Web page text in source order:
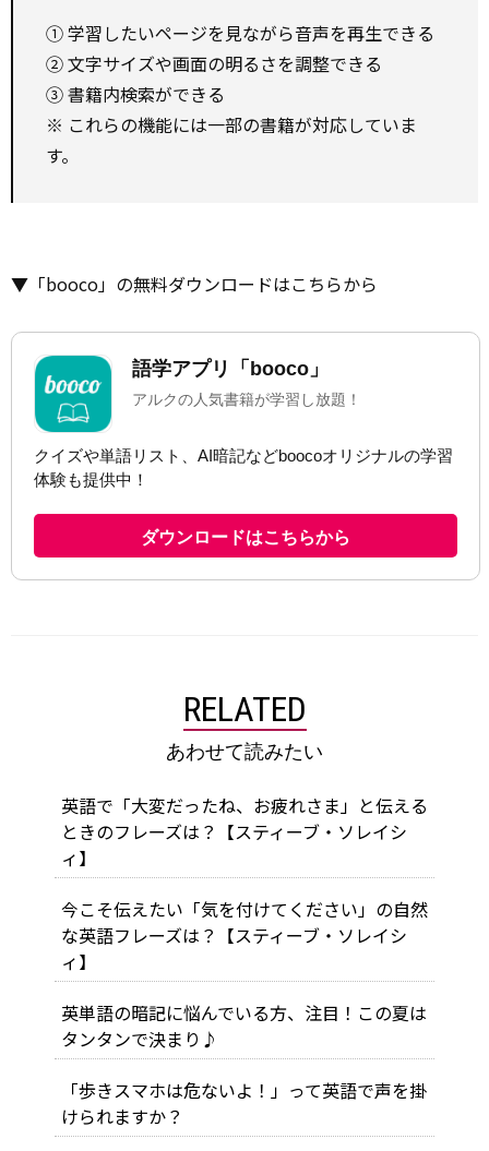
① 学習したいページを見ながら音声を再生できる
② 文字サイズや画面の明るさを調整できる
③ 書籍内検索ができる
※ これらの機能には一部の書籍が対応していま
す。
▼「booco」の無料ダウンロードはこちらから
RELATED
あわせて読みたい
英語で「大変だったね、お疲れさま」と伝える
ときのフレーズは？【スティーブ・ソレイシ
ィ】
今こそ伝えたい「気を付けてください」の自然
な英語フレーズは？【スティーブ・ソレイシ
ィ】
英単語の暗記に悩んでいる方、注目！この夏は
タンタンで決まり♪
「歩きスマホは危ないよ！」って英語で声を掛
けられますか？